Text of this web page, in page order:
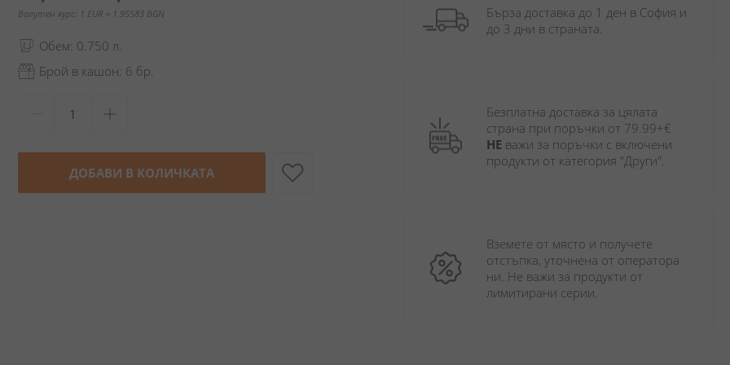
Валутен курс: 1 EUR = 1.95583 BGN
Обем: 0.750 л.
Брой в кашон: 6 бр.
ДОБАВИ В КОЛИЧКАТА
Бърза доставка до 1 ден в София и
до 3 дни в страната.
Безплатна доставка за цялата
НЕ важи за поръчки с включени
продукти от категория "Други".
Вземете от място и получете
отстъпка, уточнена от оператора
ни. Не важи за продукти от
лимитирани серии.